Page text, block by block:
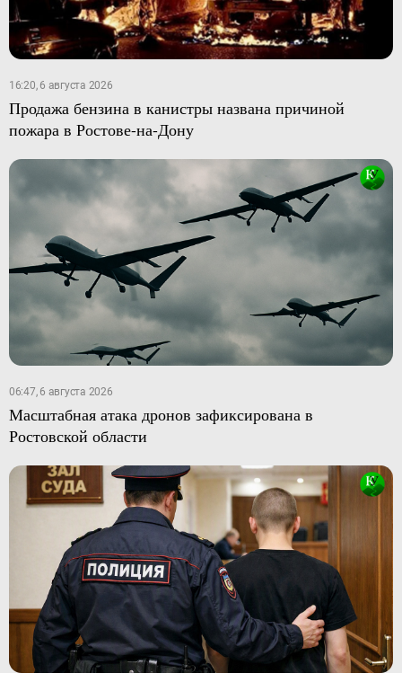
16:20, 6 августа 2026
Продажа бензина в канистры названа причиной
пожара в Ростове-на-Дону
06:47, 6 августа 2026
Масштабная атака дронов зафиксирована в
Ростовской области